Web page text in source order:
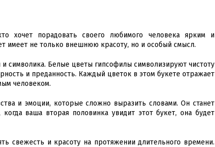
хочет порадовать своего любимого человека ярким и
имеет не только внешнюю красоту, но и особый смысл.
символика. Белые цветы гипсофилы символизируют чистоту
и преданность. Каждый цветок в этом букете отражает
человеком.
и эмоции, которые сложно выразить словами. Он станет
ваша вторая половинка увидит этот букет, она будет
свежесть и красоту на протяжении длительного времени.